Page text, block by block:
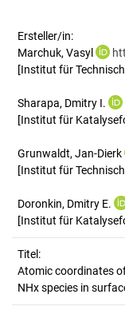
Ersteller/in:
Marchuk, Vasyl
[Institut für
Sharapa, Dmitry I.
[Institut für
Grunwaldt, Jan-Dierk
[Institut für
Doronkin, Dmitry E.
[Institut für
Titel:
Atomic coordinates
NHx species in